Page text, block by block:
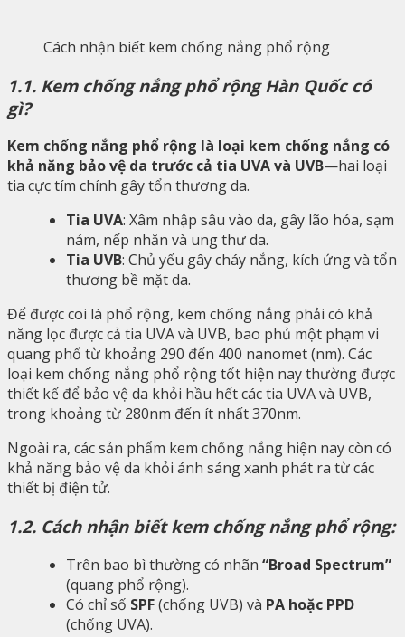
Cách nhận biết kem chống nắng phổ rộng
1.1. Kem chống nắng phổ rộng Hàn Quốc có
gì?
Kem chống nắng phổ rộng là loại kem chống nắng có
khả năng bảo vệ da trước cả tia UVA và UVB—hai loại
tia cực tím chính gây tổn thương da.
Tia UVA: Xâm nhập sâu vào da, gây lão hóa, sạm
nám, nếp nhăn và ung thư da.
Tia UVB: Chủ yếu gây cháy nắng, kích ứng và tổn
thương bề mặt da.
Để được coi là phổ rộng, kem chống nắng phải có khả
năng lọc được cả tia UVA và UVB, bao phủ một phạm vi
quang phổ từ khoảng 290 đến 400 nanomet (nm). Các
loại kem chống nắng phổ rộng tốt hiện nay thường được
thiết kế để bảo vệ da khỏi hầu hết các tia UVA và UVB,
trong khoảng từ 280nm đến ít nhất 370nm.
Ngoài ra, các sản phẩm kem chống nắng hiện nay còn có
khả năng bảo vệ da khỏi ánh sáng xanh phát ra từ các
thiết bị điện tử.
1.2. Cách nhận biết kem chống nắng phổ rộng:
Trên bao bì thường có nhãn “Broad Spectrum”
(quang phổ rộng).
Có chỉ số SPF(chống UVB) và PA hoặc PPD
(chống UVA).